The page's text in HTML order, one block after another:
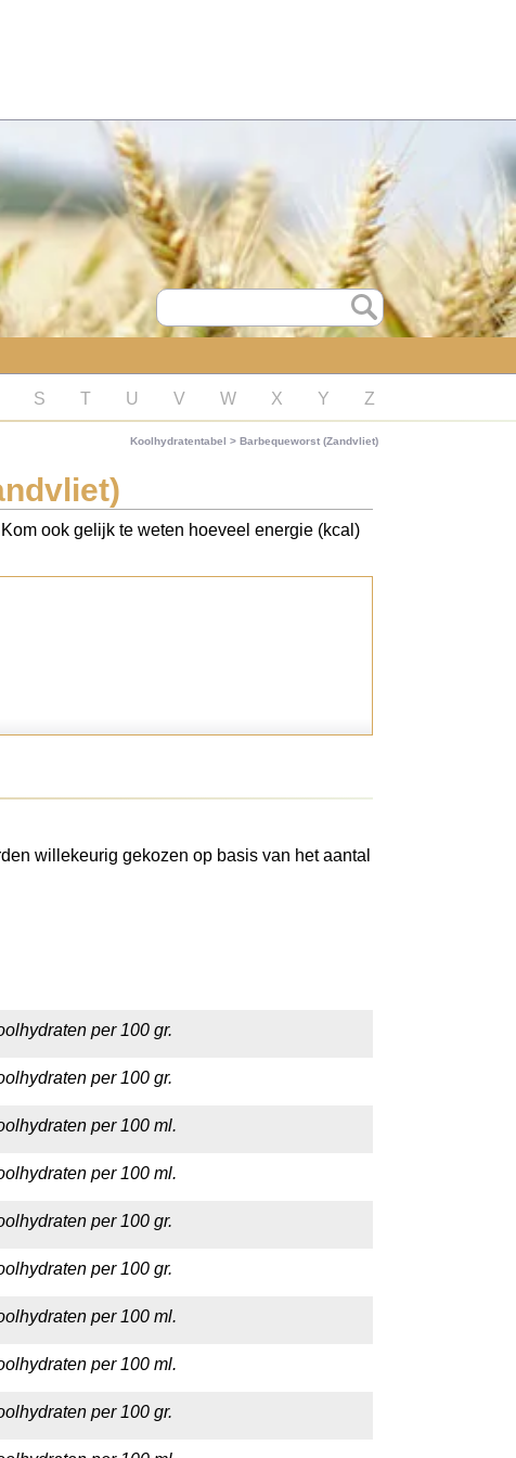
S T U V W X Y Z
Koolhydratentabel > Barbequeworst (Zandvliet)
ook gelijk te weten hoeveel energie (kcal)
willekeurig gekozen op basis van het aantal
per 100 gr.
per 100 gr.
per 100 ml.
per 100 ml.
per 100 gr.
per 100 gr.
per 100 ml.
per 100 ml.
per 100 gr.